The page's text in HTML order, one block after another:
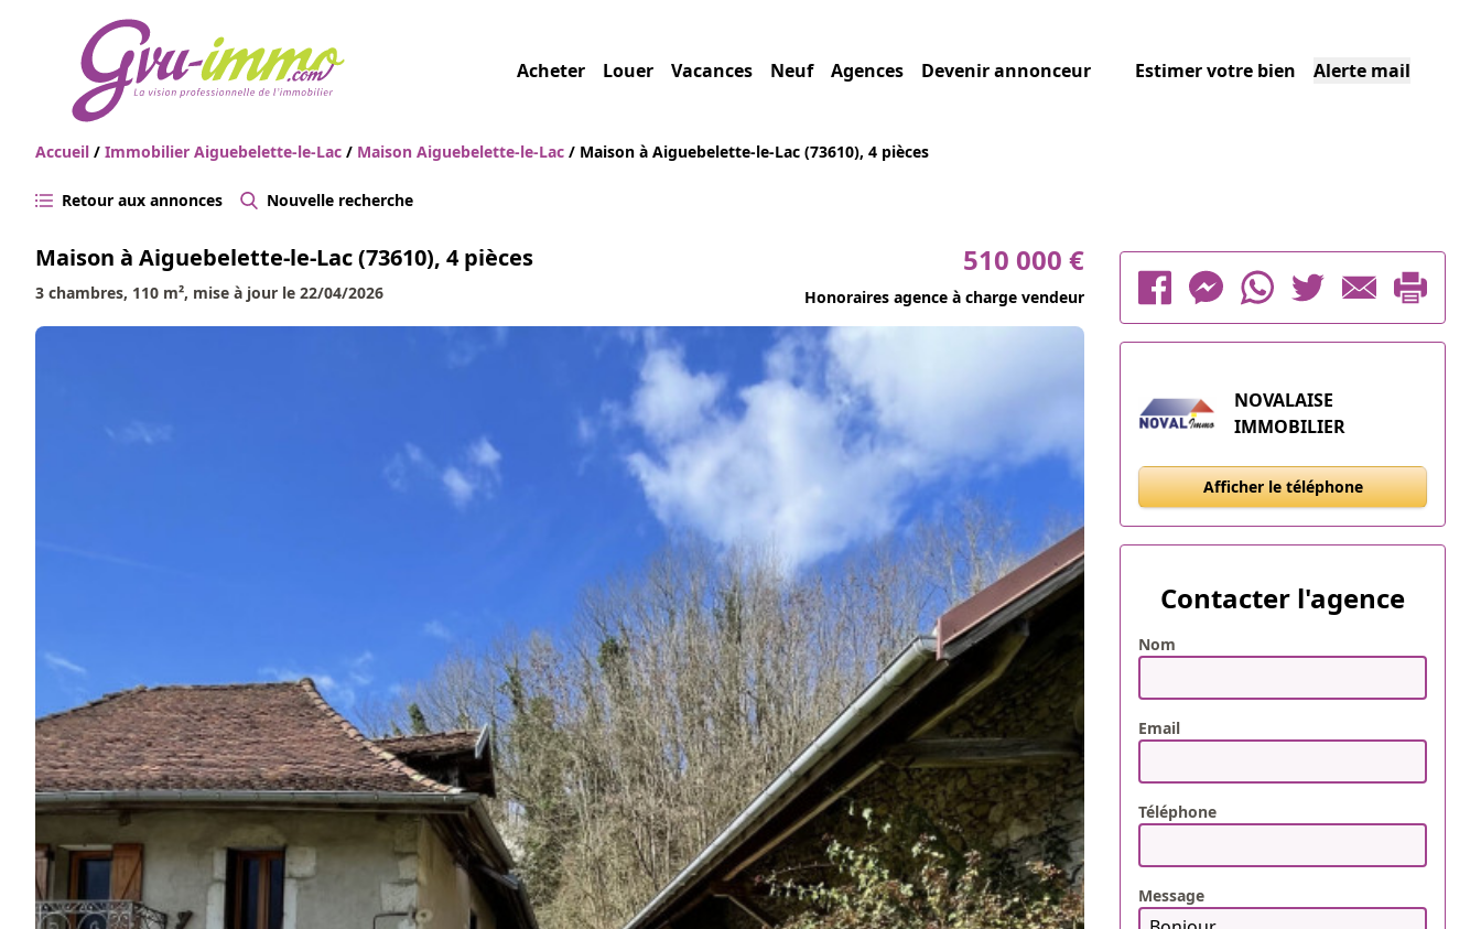
Acheter Louer Vacances Neuf Agences Devenir annonceur Estimer votre bien Alerte mail
Accueil / Immobilier Aiguebelette-le-Lac / Maison Aiguebelette-le-Lac / Maison à Aiguebelette-le-Lac (73610), 4 pièces
Retour aux annonces Nouvelle recherche
Maison à Aiguebelette-le-Lac (73610), 4 pièces
3 chambres, 110 m², mise à jour le 22/04/2026
510 000 €
Honoraires agence à charge vendeur
NOVALAISE
IMMOBILIER
Afficher le téléphone
Contacter l'agence
Nom
Email
Téléphone
Message